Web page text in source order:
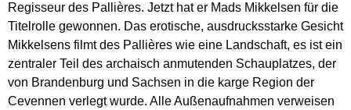
Regisseur des Pallières. Jetzt hat er Mads Mikkelsen für die
Titelrolle gewonnen. Das erotische, ausdrucksstarke Gesicht
Mikkelsens filmt des Pallières wie eine Landschaft, es ist ein
zentraler Teil des archaisch anmutenden Schauplatzes, der
von Brandenburg und Sachsen in die karge Region der
Cevennen verlegt wurde. Alle Außenaufnahmen verweisen